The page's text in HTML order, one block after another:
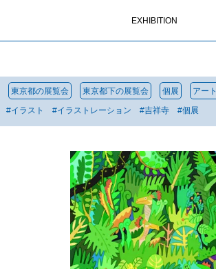
EXHIBITION
東京都の展覧会 東京都下の展覧会 個展 アート
#イラスト #イラストレーション #吉祥寺 #個展